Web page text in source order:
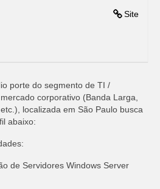
Site
porte do segmento de TI /
corporativo (Banda Larga,
localizada em São Paulo busca
abaixo:
de Servidores Windows Server